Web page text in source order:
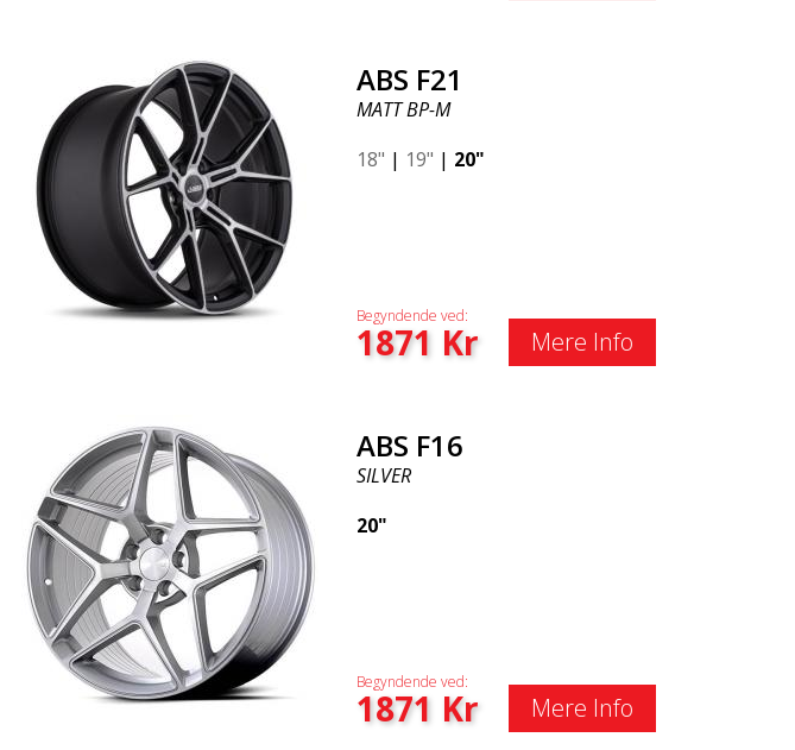
ABS F21
MATT BP-M
18" | 19" | 20"
Begyndende ved:
1871 Kr Mere Info
ABS F16
SILVER
20"
Begyndende ved:
1871 Kr Mere Info